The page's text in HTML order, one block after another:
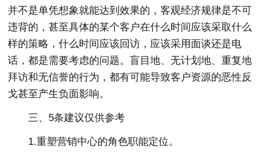
并不是单凭想象就能达到效果的，客观经济规律是不可
违背的，甚至具体的某个客户在什么时间应该采取什么
样的策略，什么时间应该回访，应该采用面谈还是电
话，都是需要考虑的问题。盲目地、无计划地、重复地
拜访和无信誉的行为，都有可能导致客户资源的恶性反
戈甚至产生负面影响。
三、5条建议仅供参考
1.重塑营销中心的角色职能定位。